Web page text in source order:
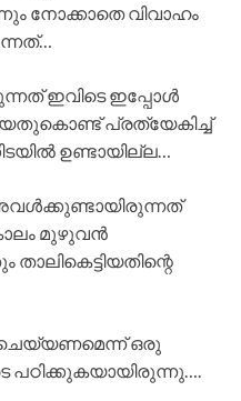
നോക്കാതെ വിവാഹം
ഇവിടെ ഇപ്പോൾ
പ്രത്യേകിച്ച്
ഉണ്ടായില്ല…
മുഴുവൻ
ഒരു
പഠിക്കുകയായിരുന്നു….